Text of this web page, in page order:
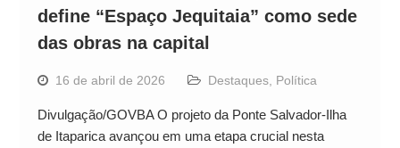
define “Espaço Jequitaia” como sede
das obras na capital
16 de abril de 2026 Destaques, Política
Divulgação/GOVBA O projeto da Ponte Salvador-Ilha
de Itaparica avançou em uma etapa crucial nesta